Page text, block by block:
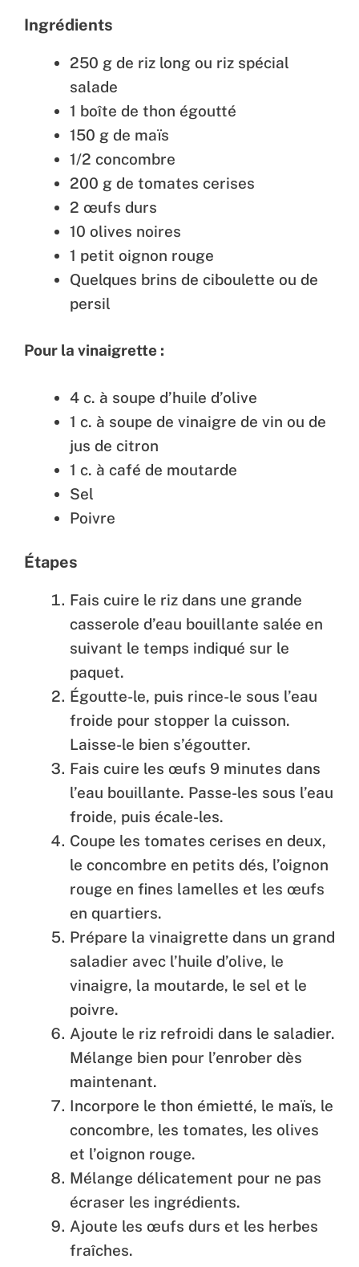
Ingrédients
250 g de riz long ou riz spécial
salade
1 boîte de thon égoutté
150 g de maïs
1/2 concombre
200 g de tomates cerises
2 œufs durs
10 olives noires
1 petit oignon rouge
Quelques brins de ciboulette ou de
persil
Pour la vinaigrette :
4 c. à soupe d’huile d’olive
1 c. à soupe de vinaigre de vin ou de
jus de citron
1 c. à café de moutarde
Sel
Poivre
Étapes
Fais cuire le riz dans une grande
casserole d’eau bouillante salée en
suivant le temps indiqué sur le
paquet.
Égoutte-le, puis rince-le sous l’eau
froide pour stopper la cuisson.
Laisse-le bien s’égoutter.
Fais cuire les œufs 9 minutes dans
l’eau bouillante. Passe-les sous l’eau
froide, puis écale-les.
Coupe les tomates cerises en deux,
le concombre en petits dés, l’oignon
rouge en fines lamelles et les œufs
en quartiers.
Prépare la vinaigrette dans un grand
saladier avec l’huile d’olive, le
vinaigre, la moutarde, le sel et le
poivre.
Ajoute le riz refroidi dans le saladier.
Mélange bien pour l’enrober dès
maintenant.
Incorpore le thon émietté, le maïs, le
concombre, les tomates, les olives
et l’oignon rouge.
Mélange délicatement pour ne pas
écraser les ingrédients.
Ajoute les œufs durs et les herbes
fraîches.